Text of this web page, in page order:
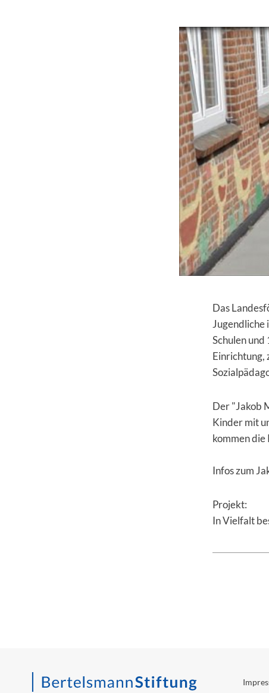
Das
Jugendliche
Schulen
Einrichtung,
Der "Jakob
Kinder mit
kommen die
Infos zum
Projekt:
In Vielfalt